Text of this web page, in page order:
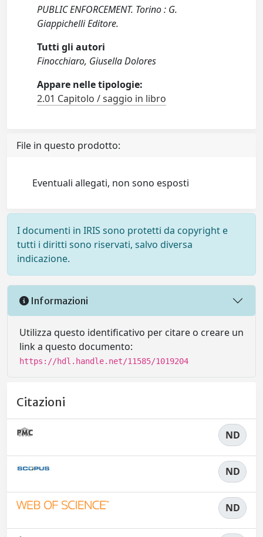
PUBLIC ENFORCEMENT. Torino : G.
Giappichelli Editore.
Tutti gli autori
Finocchiaro, Giusella Dolores
Appare nelle tipologie:
2.01 Capitolo / saggio in libro
File in questo prodotto:
Eventuali allegati, non sono esposti
I documenti in IRIS sono protetti da copyright e
tutti i diritti sono riservati, salvo diversa
indicazione.
Informazioni
Utilizza questo identificativo per citare o creare un
link a questo documento:
https://hdl.handle.net/11585/1019204
Citazioni
ND
ND
ND